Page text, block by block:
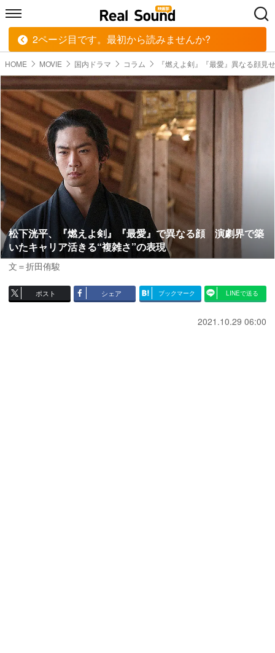
HOME MUSIC MOVIE TECH
HOME MOVIE 国内ドラマ コラム 『燃えよ剣』『最愛』異なる顔見
松下洸平、『燃えよ剣』『最愛』で異なる顔 演劇界で築
いたキャリア活きる“複雑さ”の表現
文＝折田侑駿
ポスト シェア ブックマーク LINEで送る
2021.10.29 06:00
2ページ目です。最初から読みませんか?